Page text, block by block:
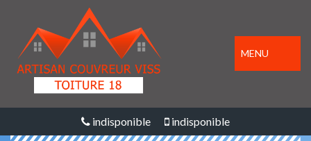
MENU
indisponible indisponible